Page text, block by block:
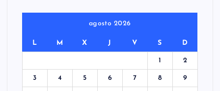
agosto 2026
L M X J V S D
1 2
3 4 5 6 7 8 9